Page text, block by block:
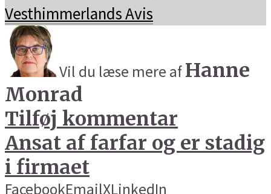
Vesthimmerlands Avis
Vil du læse mere afHanne
Monrad
Tilføj kommentar
Ansat af farfar og er stadig
i firmaet
FacebookEmailXLinkedIn